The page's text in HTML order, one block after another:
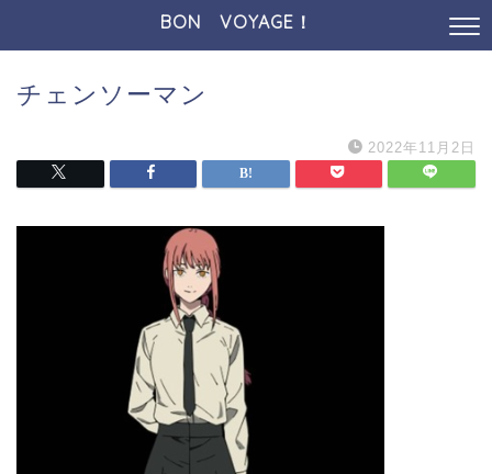
BON VOYAGE！
チェンソーマン
2022年11月2日